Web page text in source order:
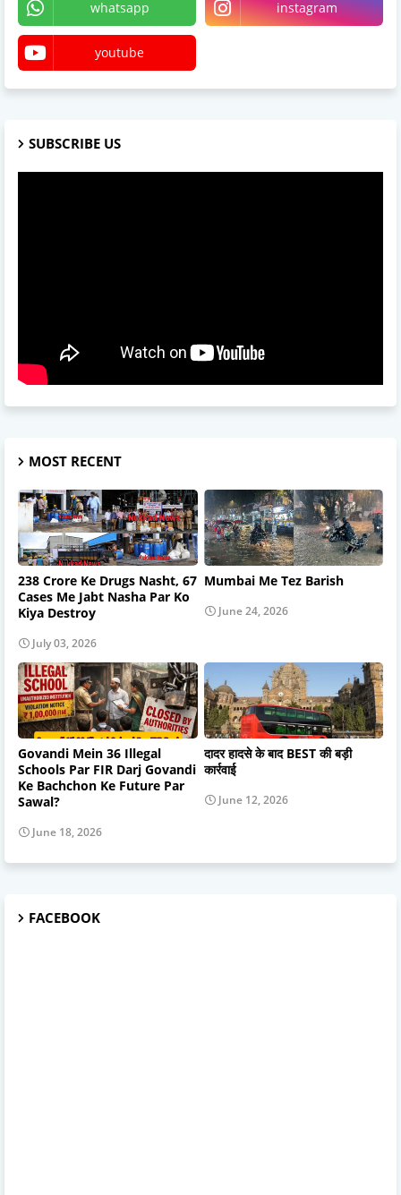
whatsapp instagram
youtube
SUBSCRIBE US
MOST RECENT
238 Crore Ke Drugs Nasht, 67
Cases Me Jabt Nasha Par Ko
Kiya Destroy
July 03, 2026
Mumbai Me Tez Barish
June 24, 2026
Govandi Mein 36 Illegal
Schools Par FIR Darj Govandi
Ke Bachchon Ke Future Par
Sawal?
June 18, 2026
दादर हादसे के बाद BEST की बड़ी
कार्रवाई
June 12, 2026
FACEBOOK